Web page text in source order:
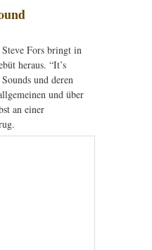
Fors bringt in
heraus. “It’s
und deren
und über
an einer